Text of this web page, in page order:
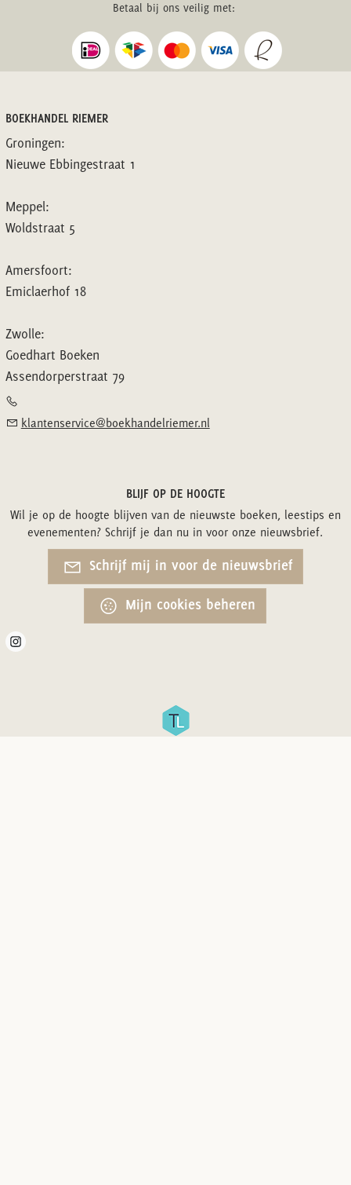
Betaal bij ons veilig met:
BOEKHANDEL RIEMER
Groningen:
Nieuwe Ebbingestraat 1
Meppel:
Woldstraat 5
Amersfoort:
Emiclaerhof 18
Zwolle:
Goedhart Boeken
Assendorperstraat 79
klantenservice@boekhandelriemer.nl
BLIJF OP DE HOOGTE
Wil je op de hoogte blijven van de nieuwste boeken, leestips en
evenementen? Schrijf je dan nu in voor onze nieuwsbrief.
Schrijf mij in voor de nieuwsbrief
Mijn cookies beheren